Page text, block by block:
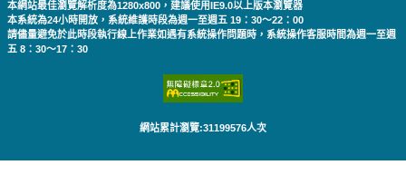
本網站最佳瀏覽解析度為1280x800，建議使用IE9.0以上版本瀏覽器
本系統為24小時開放，系統維護時段為週一至週五 19：30～22：00
請儘量避免於此時段執行線上作業如遇有系統操作問題時，系統操作客服時間為週一至週
五 8：30～17：30
網站累計瀏覽:31199576人次